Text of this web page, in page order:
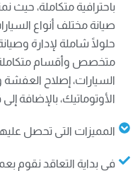
صيانة مختلف أنواع
حلولًا شاملة لإدارة
متخصص وأقسام متكاملة
السيارات، إصلاح العفشة
الأوتوماتيك، بالإضافة
المميزات التى تحصل
فى بداية التعاقد نقوم